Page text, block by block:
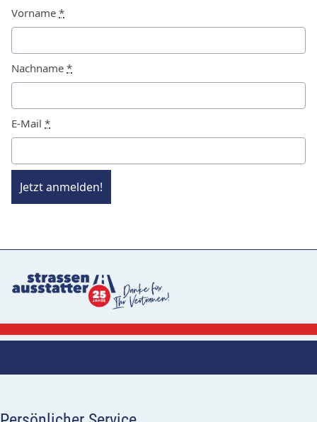
Vorname *
Nachname *
E-Mail *
Jetzt anmelden!